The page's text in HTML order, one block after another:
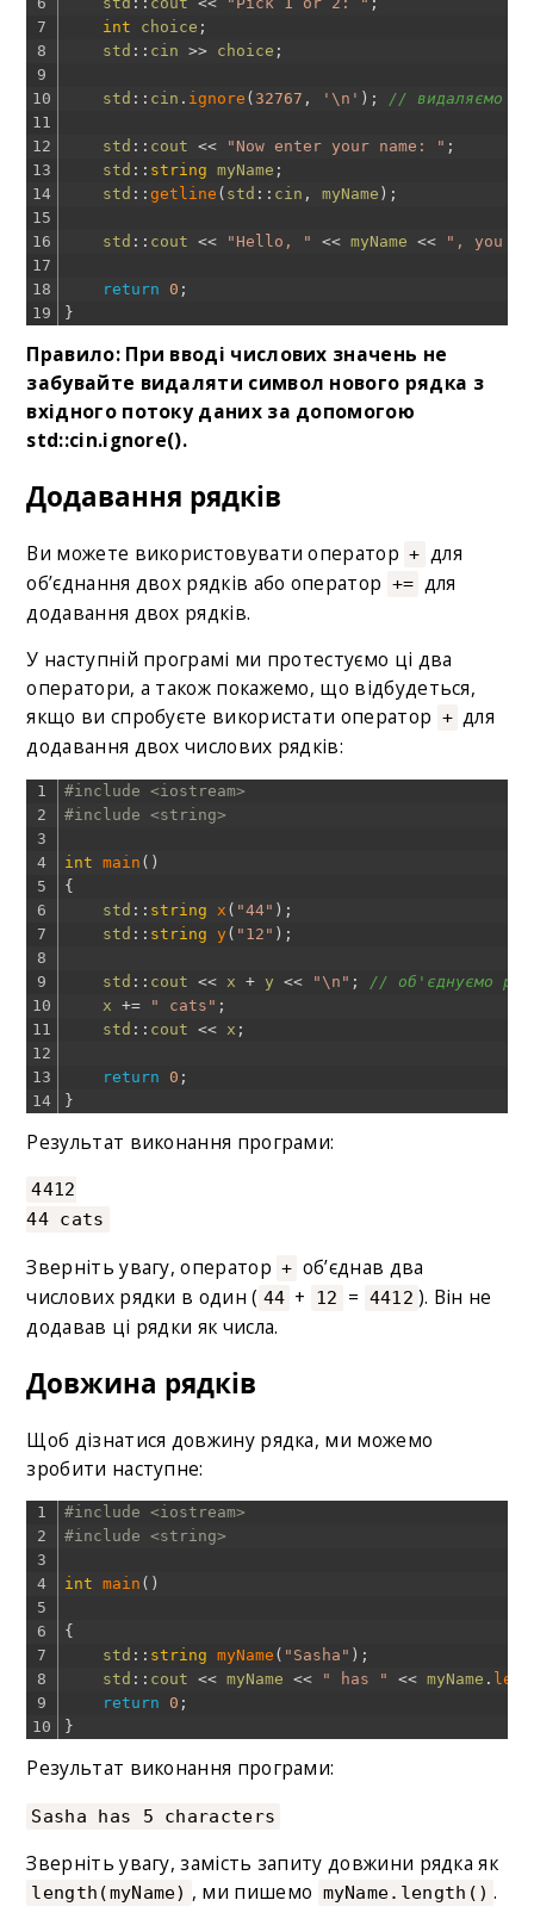
7
8
9
10
11
12
13
14
15
16
17
18
19
int
choice ;
std :: cin >> choice ;
std :: cin . ignore ( 32767 , '\n' ) ; // видаляємо
std :: cout << "Now enter your name: " ;
std :: string myName ;
std ::getline ( std :: cin , myName ) ;
std :: cout << "Hello, " << myName << ", you
return 0 ;
}
Правило: При вводі числових значень не
забувайте видаляти символ нового рядка з
вхідного потоку даних за допомогою
std::cin.ignore().
Додавання рядків
Ви можете використовувати оператор + для
об’єднання двох рядків або оператор += для
додавання двох рядків.
У наступній програмі ми протестуємо ці два
оператори, а також покажемо, що відбудеться,
якщо ви спробуєте використати оператор + для
додавання двох числових рядків:
1
2
3
4
5
6
7
8
9
10
11
12
13
14
#include <iostream>
#include <string>
int main ( )
{
std :: string x ( "44" ) ;
std :: string y( "12" ) ;
std :: cout << x + y << "\n" ;
// об'єднуємо
x
+= " cats" ;
std :: cout << x ;
return 0 ;
}
Результат виконання програми:
4412
44 cats
Зверніть увагу, оператор + об’єднав два
числових рядки в один ( 44 + 12 = 4412 ). Він не
додавав ці рядки як числа.
Довжина рядків
Щоб дізнатися довжину рядка, ми можемо
зробити наступне:
1
2
3
4
5
6
7
8
9
10
#include <iostream>
#include <string>
int main ( )
{
std :: string myName ( "Sasha" ) ;
std :: cout << myName << " has " << myName .
return
0 ;
}
Результат виконання програми:
Sasha has 5 characters
Зверніть увагу, замість запиту довжини рядка як
length(myName) , ми пишемо myName.length() .